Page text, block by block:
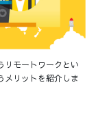
リモートワークとい
メリットを紹介しま